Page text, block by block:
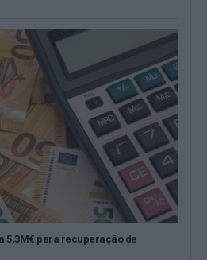
5,3M€ para recuperação de